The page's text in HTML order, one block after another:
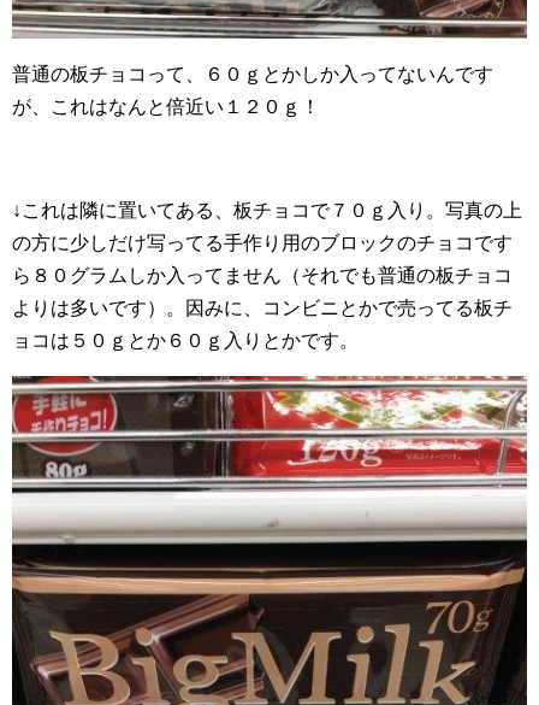
普通の板チョコって、６０ｇとかしか入ってないんです
が、これはなんと倍近い１２０ｇ！
↓これは隣に置いてある、板チョコで７０ｇ入り。写真の上
の方に少しだけ写ってる手作り用のブロックのチョコです
ら８０グラムしか入ってません（それでも普通の板チョコ
よりは多いです）。因みに、コンビニとかで売ってる板チ
ョコは５０ｇとか６０ｇ入りとかです。